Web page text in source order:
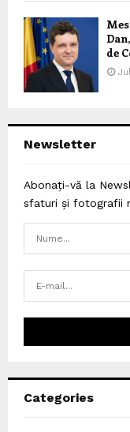
de
Newsletter
Abonați-vă la
sfaturi și fotografii
Categories